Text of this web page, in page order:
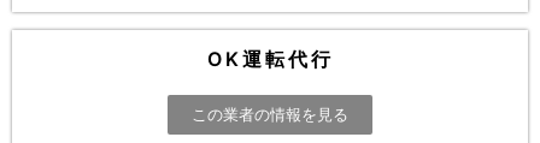
OK運転代行
この業者の情報を見る